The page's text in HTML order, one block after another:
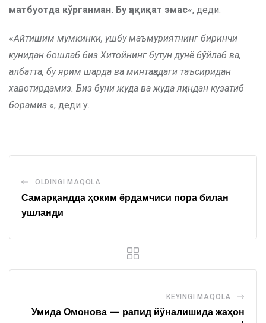
матбуотда кўрганман. Бу ҳақиқат эмас«, деди.
«Айтишим мумкинки, ушбу маъмуриятнинг биринчи
кунидан бошлаб биз Хитойнинг бутун дунё бўйлаб ва,
албатта, бу ярим шарда ва минтақадаги таъсиридан
хавотирдамиз. Биз буни жуда ва жуда яқиндан кузатиб
борамиз «, деди у.
OLDINGI MAQOLA
Самарқандда ҳоким ёрдамчиси пора билан
ушланди
KEYINGI MAQOLA
Умида Омонова — рапид йўналишида жаҳон